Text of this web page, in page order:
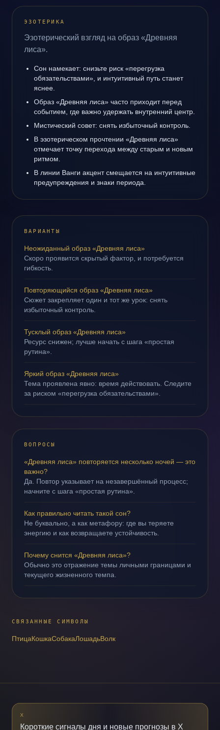
ЭЗОТЕРИКА
Эзотерический взгляд на образ «Древняя
лиса».
Сон намекает: снизьте риск «перегрузка
обязательствами», и интуитивный путь станет
яснее.
Образ «Древняя лиса» часто приходит перед
событием, где важно удержать внутренний центр.
Мистический совет: снять избыточный контроль.
В эзотерическом прочтении «Древняя лиса»
отмечает точку перехода между старым и новым
ритмом.
В линии Ванги акцент смещается на интуитивные
предупреждения и знаки периода.
ВАРИАНТЫ
Неожиданный образ «Древняя лиса»
Скоро проявится скрытый фактор, и потребуется
гибкость.
Повторяющийся образ «Древняя лиса»
Сюжет закрепляет один и тот же урок: снять
избыточный контроль.
Тусклый образ «Древняя лиса»
Ресурс снижен; лучше начать с шага «простая
рутина».
Яркий образ «Древняя лиса»
Тема проявлена явно: время действовать. Следите
за риском «перегрузка обязательствами».
ВОПРОСЫ
«Древняя лиса» повторяется несколько ночей — это
важно?
Да. Повтор указывает на незавершённый процесс;
начните с шага «простая рутина».
Как правильно читать такой сон?
Не буквально, а как метафору: где вы теряете
энергию и как возвращаете устойчивость.
Почему снится «Древняя лиса»?
Обычно это отражение темы личными границами и
текущего жизненного темпа.
СВЯЗАННЫЕ СИМВОЛЫ
ПтицаКошкаСобакаЛошадьВолк
X
Короткие сигналы дня и новые прогнозы в X